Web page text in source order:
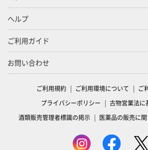
ヘルプ
ご利用ガイド
お問い合わせ
ご利用規約 ご利用環境について
ご
プライバシーポリシー
古物営業法に
酒類販売管理者標識の掲示
医薬品の販売に